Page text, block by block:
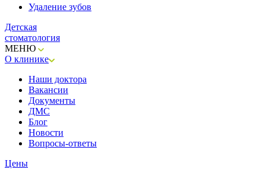
Удаление зубов
Детская
стоматология
МЕНЮ
О клинике
Наши доктора
Вакансии
Документы
ДМС
Блог
Новости
Вопросы-ответы
Цены